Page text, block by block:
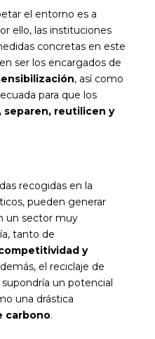
el entorno es a
ello, las instituciones
concretas en este
ser los encargados de
, así como
para que los
reutilicen y
recogidas en la
pueden generar
un sector muy
tanto de
y
el reciclaje de
un potencial
una drástica
carbono.